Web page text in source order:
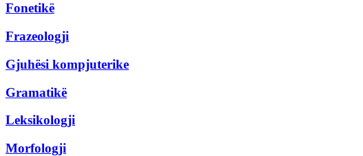
Fonetikë
Frazeologji
Gjuhësi kompjuterike
Gramatikë
Leksikologji
Morfologji